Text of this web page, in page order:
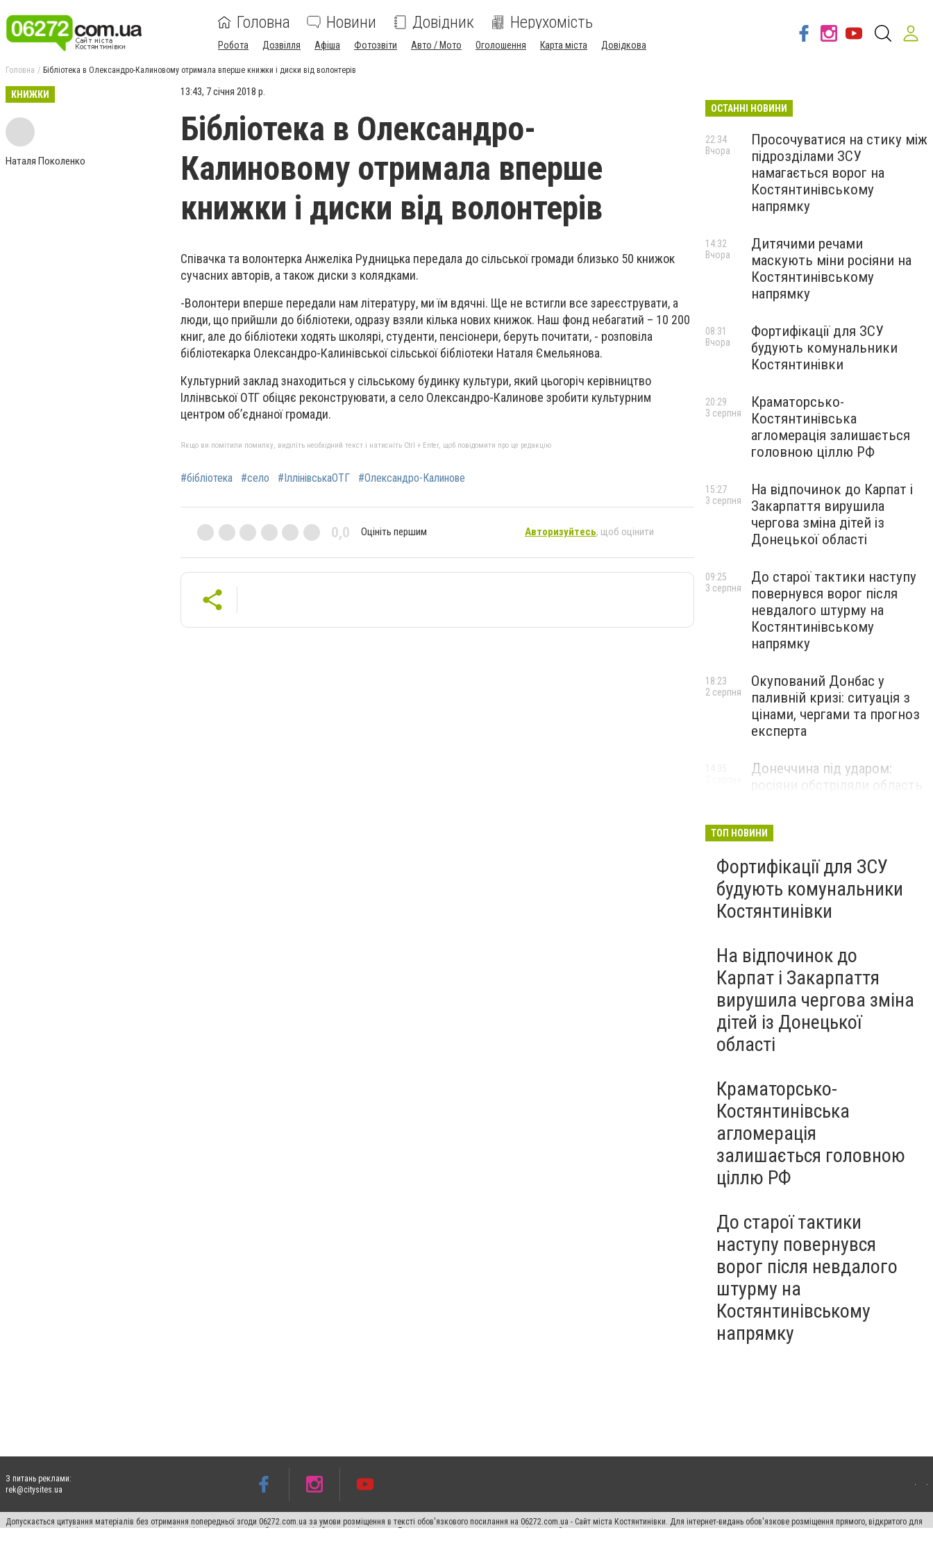
Головна Новини Довідник Нерухомість
Робота Дозвілля Афіша Фотозвіти Авто / Мото Оголошення Карта міста Довідкова
Головна Бібліотека в Олександро-Калиновому отримала вперше книжки і диски від волонтерів
КНИЖКИ
Наталя Поколенко
13:43, 7 січня 2018 р.
Бібліотека в Олександро-
Калиновому отримала вперше
книжки і диски від волонтерів
Співачка та волонтерка Анжеліка Рудницька передала до сільської громади близько 50 книжок
сучасних авторів, а також диски з колядками.
-Волонтери вперше передали нам літературу, ми їм вдячні. Ще не встигли все зареєструвати, а
люди, що прийшли до бібліотеки, одразу взяли кілька нових книжок. Наш фонд небагатий – 10 200
книг, але до бібліотеки ходять школярі, студенти, пенсіонери, беруть почитати, - розповіла
бібліотекарка Олександро-Калинівської сільської бібліотеки Наталя Ємельянова.
Культурний заклад знаходиться у сільському будинку культури, який цьогоріч керівництво
Іллінвської ОТГ обіцяє реконструювати, а село Олександро-Калинове зробити культурним
центром об’єднаної громади.
Якщо ви помітили помилку, виділіть необхідний текст і натисніть Ctrl + Enter, щоб повідомити про це редакцію
#бібліотека #село #ІллінівськаОТГ #Олександро-Калинове
0,0 Оцініть першим Авторизуйтесь, щоб оцінити
ОСТАННІ НОВИНИ
Просочуватися на стику між
підрозділами ЗСУ
намагається ворог на
Костянтинівському
напрямку
22:34
Вчора
Дитячими речами
маскують міни росіяни на
Костянтинівському
напрямку
14:32
Вчора
Фортифікації для ЗСУ
будують комунальники
Костянтинівки
08:31
Вчора
Краматорсько-
Костянтинівська
агломерація залишається
головною ціллю РФ
20:29
3 серпня
На відпочинок до Карпат і
Закарпаття вирушила
чергова зміна дітей із
Донецької області
15:27
3 серпня
До старої тактики наступу
повернувся ворог після
невдалого штурму на
Костянтинівському
напрямку
09:25
3 серпня
Окупований Донбас у
паливній кризі: ситуація з
цінами, чергами та прогноз
експерта
18:23
2 серпня
Донеччина під ударом:
росіяни обстріляли область
ТОП НОВИНИ
Фортифікації для ЗСУ
будують комунальники
Костянтинівки
На відпочинок до
Карпат і Закарпаття
вирушила чергова зміна
дітей із Донецької
області
Краматорсько-
Костянтинівська
агломерація
залишається головною
ціллю РФ
До старої тактики
наступу повернувся
ворог після невдалого
штурму на
Костянтинівському
напрямку
З питань реклами:
rek@citysites.ua
Допускається цитування матеріалів без отримання попередньої згоди 06272.com.ua за умови розміщення в тексті обов'язкового посилання на 06272.com.ua - Сайт міста Костянтинівки. Для інтернет-видань обов'язкове розміщення прямого, відкритого для
пошукових систем гіперпосилання на цитовані статті не нижче другого абзацу в тексті або в якості джерела. Порушення виняткових прав переслідується Законом.